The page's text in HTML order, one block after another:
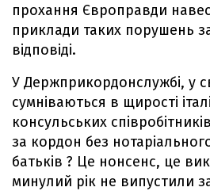
прохання Європравди
приклади таких порушень
відповіді.
У Держприкордонслужбі, у
сумніваються в щирості
консульських
за кордон без
батьків ? Це нонсенс, це
минулий рік не випустили